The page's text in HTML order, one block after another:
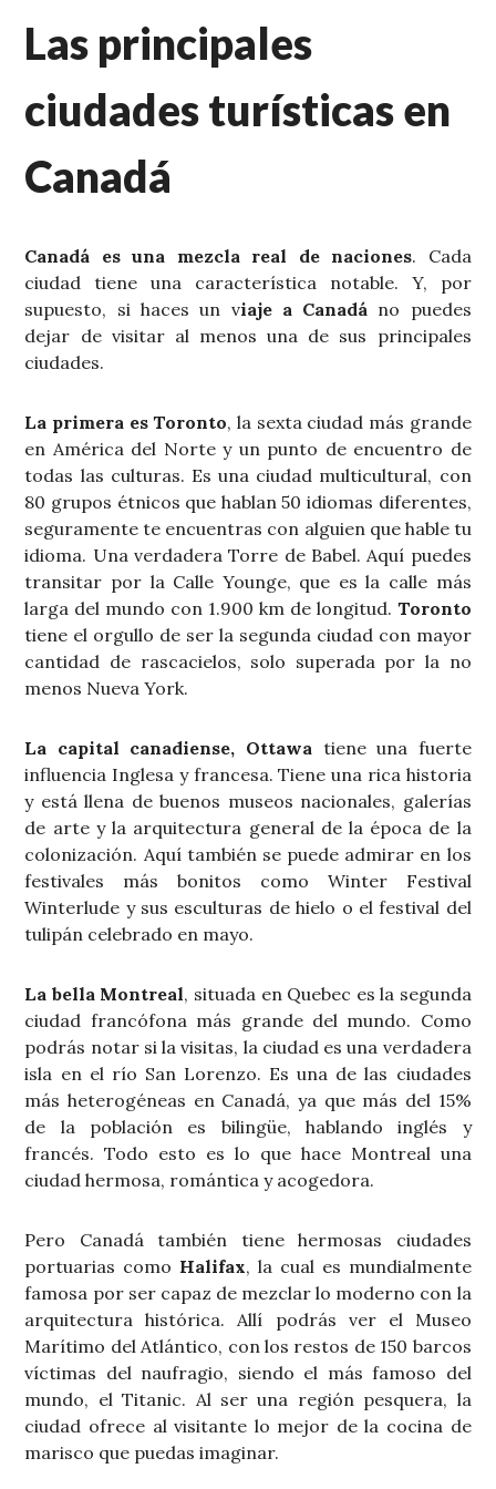
Las principales
ciudades turísticas en
Canadá
Canadá es una mezcla real de naciones. Cada
ciudad tiene una característica notable. Y, por
supuesto, si haces un viaje a Canadá no puedes
dejar de visitar al menos una de sus principales
ciudades.
La primera es Toronto, la sexta ciudad más grande
en América del Norte y un punto de encuentro de
todas las culturas. Es una ciudad multicultural, con
80 grupos étnicos que hablan 50 idiomas diferentes,
seguramente te encuentras con alguien que hable tu
idioma. Una verdadera Torre de Babel. Aquí puedes
transitar por la Calle Younge, que es la calle más
larga del mundo con 1.900 km de longitud. Toronto
tiene el orgullo de ser la segunda ciudad con mayor
cantidad de rascacielos, solo superada por la no
menos Nueva York.
La capital canadiense, Ottawa tiene una fuerte
influencia Inglesa y francesa. Tiene una rica historia
y está llena de buenos museos nacionales, galerías
de arte y la arquitectura general de la época de la
colonización. Aquí también se puede admirar en los
festivales más bonitos como Winter Festival
Winterlude y sus esculturas de hielo o el festival del
tulipán celebrado en mayo.
La bella Montreal, situada en Quebec es la segunda
ciudad francófona más grande del mundo. Como
podrás notar si la visitas, la ciudad es una verdadera
isla en el río San Lorenzo. Es una de las ciudades
más heterogéneas en Canadá, ya que más del 15%
de la población es bilingüe, hablando inglés y
francés. Todo esto es lo que hace Montreal una
ciudad hermosa, romántica y acogedora.
Pero Canadá también tiene hermosas ciudades
portuarias como Halifax, la cual es mundialmente
famosa por ser capaz de mezclar lo moderno con la
arquitectura histórica. Allí podrás ver el Museo
Marítimo del Atlántico, con los restos de 150 barcos
víctimas del naufragio, siendo el más famoso del
mundo, el Titanic. Al ser una región pesquera, la
ciudad ofrece al visitante lo mejor de la cocina de
marisco que puedas imaginar.